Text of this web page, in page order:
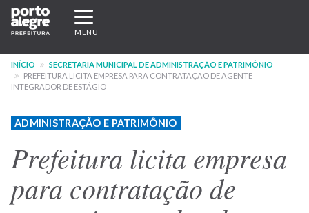
Pular
para
conteúdo
principal
Expandir/recolher
navegação
MENU
INÍCIO
SECRETARIA MUNICIPAL DE ADMINISTRAÇÃO E PATRIMÔNIO
PREFEITURA LICITA EMPRESA PARA CONTRATAÇÃO DE AGENTE
INTEGRADOR DE ESTÁGIO
ADMINISTRAÇÃO E PATRIMÔNIO
Prefeitura licita empresa
para contratação de